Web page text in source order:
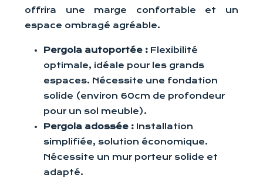
offrira une marge confortable et un
espace ombragé agréable.
Pergola autoportée : Flexibilité
optimale, idéale pour les grands
espaces. Nécessite une fondation
solide (environ 60cm de profondeur
pour un sol meuble).
Pergola adossée : Installation
simplifiée, solution économique.
Nécessite un mur porteur solide et
adapté.